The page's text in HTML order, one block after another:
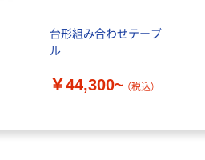
台形組み合わせテーブ
ル
￥44,300~ （税込）